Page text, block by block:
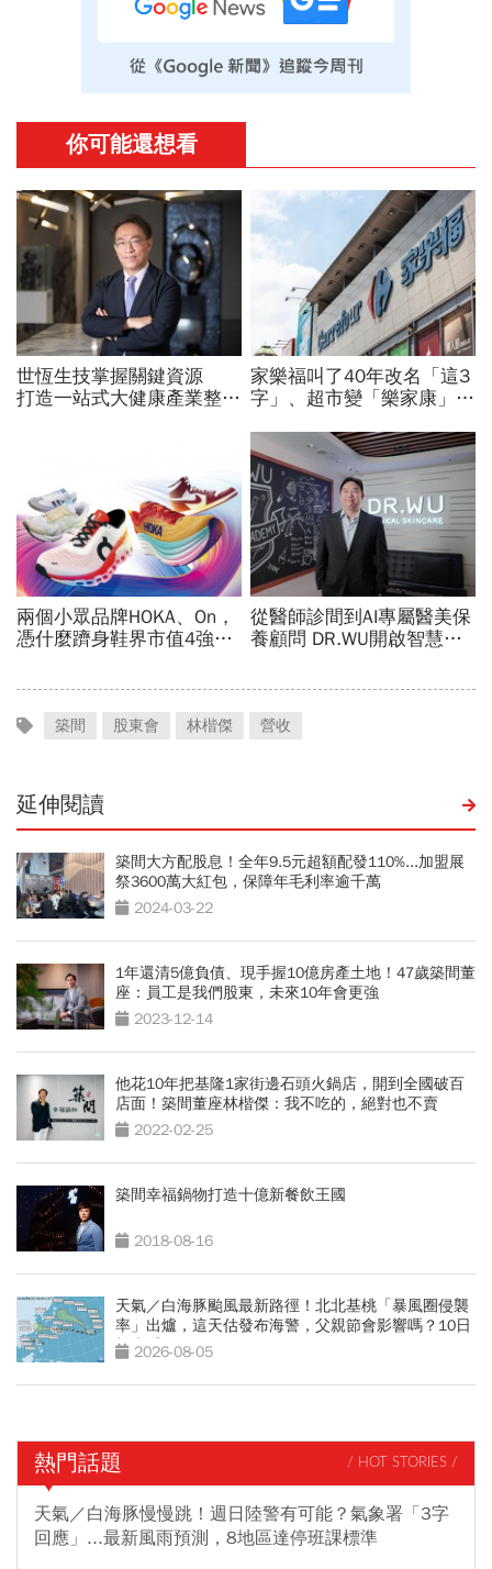
築間 股東會 林楷傑 營收
延伸閱讀
築間大方配股息！全年9.5元超額配發110%...加盟展
祭3600萬大紅包，保障年毛利率逾千萬
2024-03-22
1年還清5億負債、現手握10億房產土地！47歲築間董
座：員工是我們股東，未來10年會更強
2023-12-14
他花10年把基隆1家街邊石頭火鍋店，開到全國破百
店面！築間董座林楷傑：我不吃的，絕對也不賣
2022-02-25
築間幸福鍋物打造十億新餐飲王國
2018-08-16
天氣／白海豚颱風最新路徑！北北基桃「暴風圈侵襲
率」出爐，這天估發布海警，父親節會影響嗎？10日
報先看
2026-08-05
熱門話題 / HOT STORIES /
天氣／白海豚慢慢跳！週日陸警有可能？氣象署「3字
回應」...最新風雨預測，8地區達停班課標準